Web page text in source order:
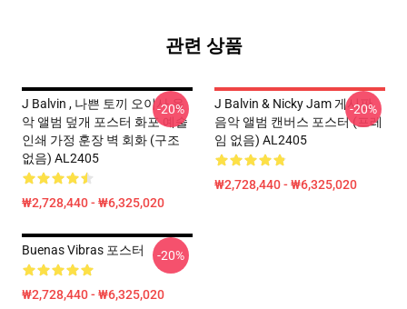
관련 상품
J Balvin , 나쁜 토끼 오이사 음
악 앨범 덮개 포스터 화포 예술
인쇄 가정 훈장 벽 회화 (구조
없음) AL2405
₩2,728,440 - ₩6,325,020
-20%
J Balvin & Nicky Jam 게시판
음악 앨범 캔버스 포스터 (프레
임 없음) AL2405
₩2,728,440 - ₩6,325,020
-20%
Buenas Vibras 포스터
₩2,728,440 - ₩6,325,020
-20%